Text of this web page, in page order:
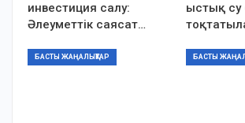
инвестиция салу:
Әлеуметтік саясат…
ыстық су
БАСТЫ ЖАҢАЛЫҚТАР БАСТЫ